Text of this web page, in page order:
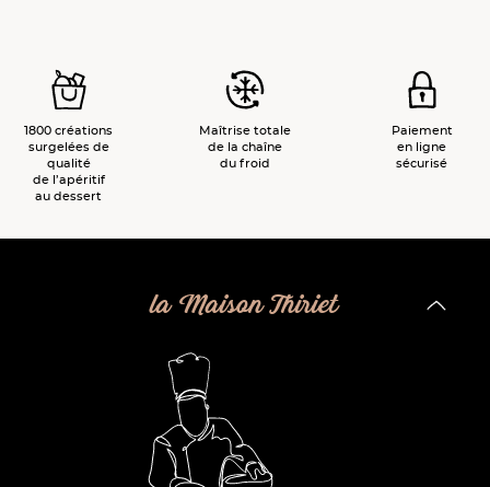
1800 créations
surgelées de
qualité
de l’apéritif
au dessert
Maîtrise totale
de la chaîne
du froid
Paiement
en ligne
sécurisé
la Maison Thiriet